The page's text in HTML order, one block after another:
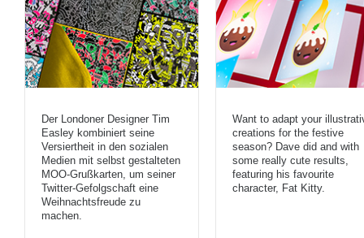
Der Londoner Designer Tim
Easley kombiniert seine
Versiertheit in den sozialen
Medien mit selbst gestalteten
MOO-Grußkarten, um seiner
Twitter-Gefolgschaft eine
Weihnachtsfreude zu
machen.
Want to adapt your
creations for the festive
season? Dave did and with
some really cute results,
featuring his favourite
character, Fat Kitty.